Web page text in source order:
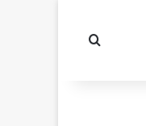
بحث عن